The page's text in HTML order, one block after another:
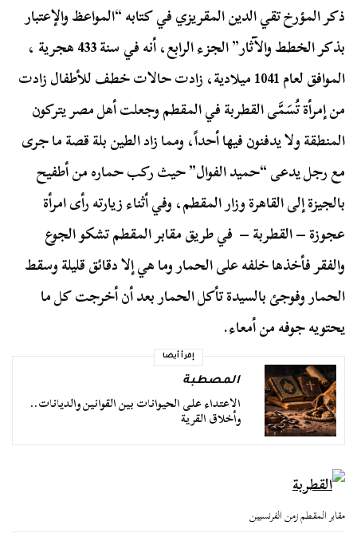
ذكر المؤرخ تقي الدين المقريزي في كتابه “المواعظ والإعتبار
بذكر الخطط والآثار” الجزء الرابع، أنه في سنة 433 هجرية ،
الموافق لعام 1041 ميلادية، زادت حالات خطف للأطفال زادت
من إمرأة تُسَمَّى القطربة في المقطم وجعلت أهل مصر يتركون
المنطقة ولا يدفنون فيها أحداً، ومما زاد الطين بلة قصة ما جرى
مع رجل يدعى “حميد الفوال” حيث ركب حماره من أطفيح
بالجيزة إلى القاهرة وزار المقطم، وفي أثناء زيارته رأى امرأة
عجوزة – القطربة – في طريق مقابر المقطم تشكو الجوع
والفقر فأخذها خلفه على الحمار وما هي إلا دقائق قليلة وسقط
الحمار وفوجئ بالسيدة تأكل الحمار بعد أن أخرجت كل ما
يحتويه جوفه من أمعاء.
إقرأ أيضا
المصطبة
الاعتداء على الحيوانات بين القوانين والديانات..
وأخلاق القرية
مقابر المقطم زمن الفرنسيين